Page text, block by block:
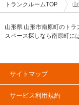
トランクルームTOP
山形県 山形市南原町のト
スペース探しなら南原町に
す。借りたい地域から探し
時間出し入れ可能などの希
希望の収納スペースを簡単
気になるトランクルームを
サイトマップ
サービス利用規約